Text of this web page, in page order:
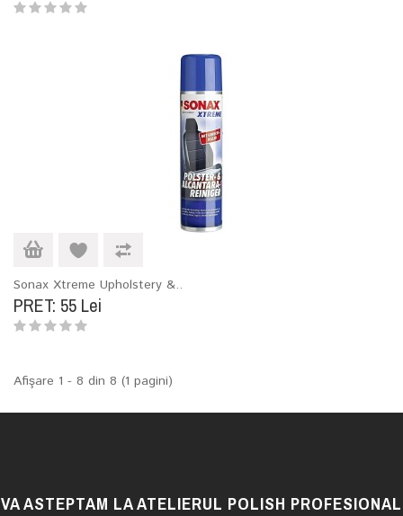
Sonax Xtreme Upholstery &..
PRET: 55 Lei
Afişare 1 - 8 din 8 (1 pagini)
VA ASTEPTAM LA ATELIERUL POLISH PROFESIONAL